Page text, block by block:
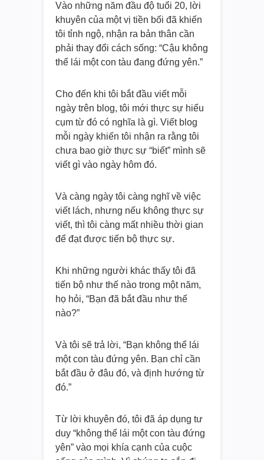
Vào những năm đầu độ tuổi 20, lời
khuyên của một vị tiền bối đã khiến
tôi tỉnh ngộ, nhận ra bản thân cần
phải thay đổi cách sống: “Cậu không
thể lái một con tàu đang đứng yên.”
Cho đến khi tôi bắt đầu viết mỗi
ngày trên blog, tôi mới thực sự hiểu
cụm từ đó có nghĩa là gì. Viết blog
mỗi ngày khiến tôi nhận ra rằng tôi
chưa bao giờ thực sự “biết” mình sẽ
viết gì vào ngày hôm đó.
Và càng ngày tôi càng nghĩ về việc
viết lách, nhưng nếu không thực sự
viết, thì tôi càng mất nhiều thời gian
để đạt được tiến bộ thực sự.
Khi những người khác thấy tôi đã
tiến bộ như thế nào trong một năm,
họ hỏi, “Bạn đã bắt đầu như thế
nào?”
Và tôi sẽ trả lời, “Bạn không thể lái
một con tàu đứng yên. Bạn chỉ cần
bắt đầu ở đâu đó, và định hướng từ
đó.”
Từ lời khuyên đó, tôi đã áp dụng tư
duy “không thể lái một con tàu đứng
yên” vào mọi khía cạnh của cuộc